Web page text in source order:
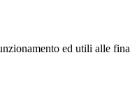
ed utili alle